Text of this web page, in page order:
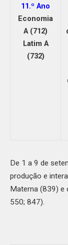
11.º Ano
Economia
A (712)
Latim A
(732)
De 1 a 9 de
produção e
Materna (839) e
550; 847).